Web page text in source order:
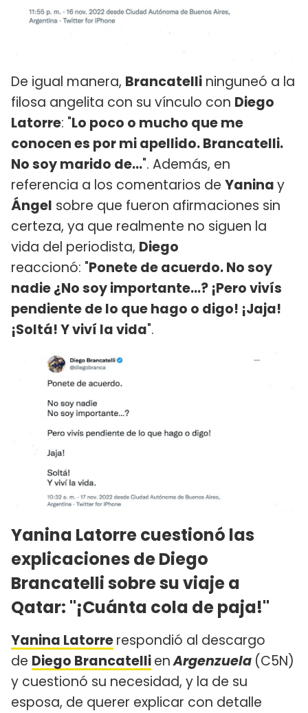
De igual manera, Brancatelli ninguneó a la
filosa angelita con su vínculo con Diego
Latorre: "Lo poco o mucho que me
conocen es por mi apellido. Brancatelli.
No soy marido de…". Además, en
referencia a los comentarios de Yaninay
Ángel sobre que fueron afirmaciones sin
certeza, ya que realmente no siguen la
vida del periodista, Diego
reaccionó: "Ponete de acuerdo. No soy
nadie ¿No soy importante…? ¡Pero vivís
pendiente de lo que hago o digo! ¡Jaja!
¡Soltá! Y viví la vida".
Yanina Latorre cuestionó las
explicaciones de Diego
Brancatelli sobre su viaje a
Qatar: "¡Cuánta cola de paja!"
Yanina Latorrerespondió al descargo
de Diego BrancatellienArgenzuela (C5N)
y cuestionó su necesidad, y la de su
esposa, de querer explicar con detalle